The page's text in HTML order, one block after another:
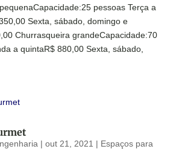
pessoas Terça a
Sexta, sábado, domingo e
Churrasqueira grandeCapacidade:70
a quintaR$ 880,00 Sexta, sábado,
| out 21, 2021 | Espaços para